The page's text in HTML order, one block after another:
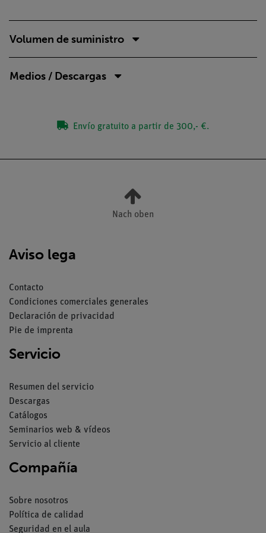
Volumen de suministro
Medios / Descargas
Envío gratuito a partir de 300,- €.
Nach oben
Aviso lega
Contacto
Condiciones comerciales generales
Declaración de privacidad
Pie de imprenta
Servicio
Resumen del servicio
Descargas
Catálogos
Seminarios web & vídeos
Servicio al cliente
Compañía
Sobre nosotros
Política de calidad
Seguridad en el aula